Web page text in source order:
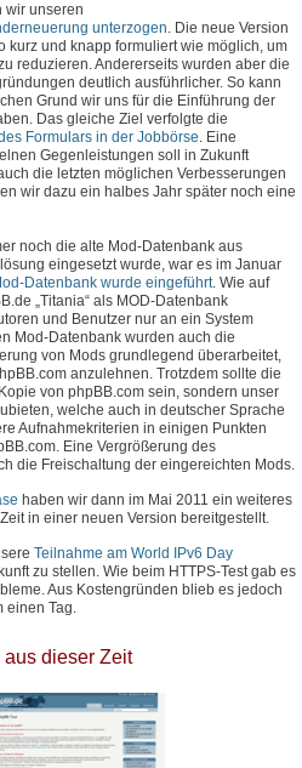
wir unseren
unterzogen. Die neue Version
kurz und knapp formuliert wie möglich, um
reduzieren. Andererseits wurden aber die
deutlich ausführlicher. So kann
Grund wir uns für die Einführung der
Das gleiche Ziel verfolgte die
Formulars in der Jobbörse. Eine
Gegenleistungen soll in Zukunft
die letzten möglichen Verbesserungen
wir dazu ein halbes Jahr später noch eine
noch die alte Mod-Datenbank aus
eingesetzt wurde, war es im Januar
Datenbank wurde eingeführt. Wie auf
„Titania“ als MOD-Datenbank
und Benutzer nur an ein System
Mod-Datenbank wurden auch die
von Mods grundlegend überarbeitet,
anzulehnen. Trotzdem sollte die
von phpBB.com sein, sondern unser
welche auch in deutscher Sprache
Aufnahmekriterien in einigen Punkten
Eine Vergrößerung des
die Freischaltung der eingereichten Mods.
haben wir dann im Mai 2011 ein weiteres
in einer neuen Version bereitgestellt.
Teilnahme am World IPv6 Day
zu stellen. Wie beim HTTPS-Test gab es
Aus Kostengründen blieb es jedoch
einen Tag.
dieser Zeit